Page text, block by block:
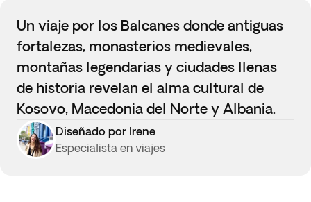
Un viaje por los Balcanes donde antiguas
fortalezas, monasterios medievales,
montañas legendarias y ciudades llenas
de historia revelan el alma cultural de
Kosovo, Macedonia del Norte y Albania.
Diseñado por Irene
Especialista en viajes